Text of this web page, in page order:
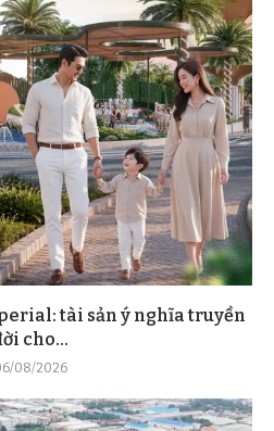
tài sản ý nghĩa truyền
cho...
08/2026